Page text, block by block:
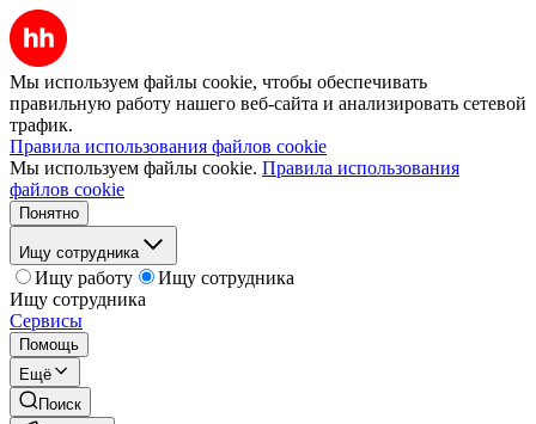
Мы используем файлы cookie, чтобы обеспечивать
правильную работу нашего веб-сайта и анализировать сетевой
трафик.
Правила использования файлов cookie
Мы используем файлы cookie. Правила использования
файлов cookie
Понятно
Ищу сотрудника
Ищу работу
Ищу сотрудника
Ищу сотрудника
Сервисы
Помощь
Ещё
Поиск